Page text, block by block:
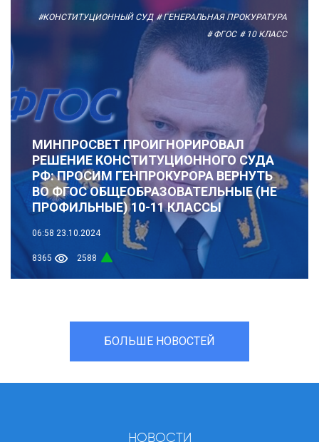
#КОНСТИТУЦИОННЫЙ СУД # ГЕНЕРАЛЬНАЯ ПРОКУРАТУРА
# ФГОС # 10 КЛАСС
МИНПРОСВЕТ ПРОИГНОРИРОВАЛ
РЕШЕНИЕ КОНСТИТУЦИОННОГО СУДА
РФ: ПРОСИМ ГЕНПРОКУРОРА ВЕРНУТЬ
ВО ФГОС ОБЩЕОБРАЗОВАТЕЛЬНЫЕ (НЕ
ПРОФИЛЬНЫЕ) 10-11 КЛАССЫ
06:58 23.10.2024
8365 2588
БОЛЬШЕ НОВОСТЕЙ
НОВОСТИ